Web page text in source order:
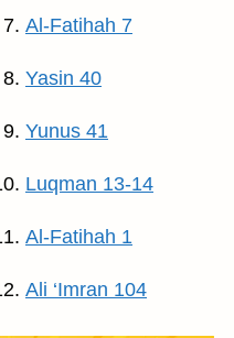
Al-Fatihah 7
Yasin 40
Yunus 41
Luqman 13-14
Al-Fatihah 1
Ali ‘Imran 104